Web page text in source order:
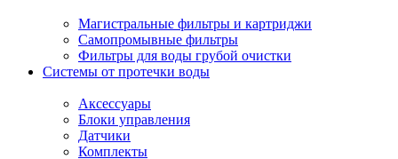
Магистральные фильтры и картриджи
Самопромывные фильтры
Фильтры для воды грубой очистки
Системы от протечки воды
Аксессуары
Блоки управления
Датчики
Комплекты